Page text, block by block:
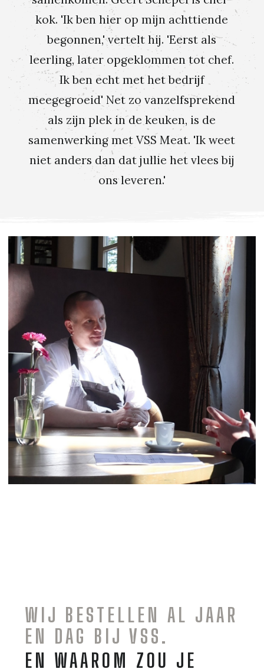
kok. 'Ik ben hier op mijn achttiende
begonnen,' vertelt hij. 'Eerst als
leerling, later opgeklommen tot chef.
Ik ben echt met het bedrijf
meegegroeid' Net zo vanzelfsprekend
als zijn plek in de keuken, is de
samenwerking met VSS Meat. 'Ik weet
niet anders dan dat jullie het vlees bij
ons leveren.'
WIJ BESTELLEN AL JAAR
EN DAG BIJ VSS.
EN WAAROM ZOU JE